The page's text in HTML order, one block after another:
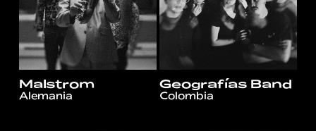
Malstrom
Alemania
Geografías Band
Colombia